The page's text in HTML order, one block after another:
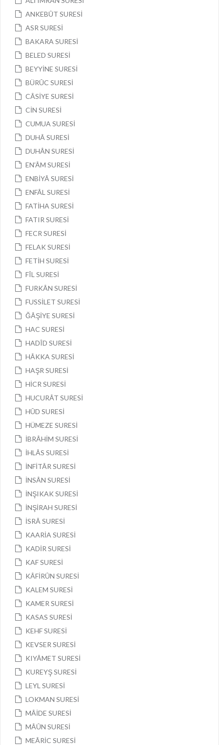
ANKEBÛT SURESİ
ASR SURESİ
BAKARA SURESİ
BELED SURESİ
BEYYİNE SURESİ
BÜRÛC SURESİ
CÂSİYE SURESİ
CİN SURESİ
CUMUA SURESİ
DUHÂ SURESİ
DUHÂN SURESİ
EN’ÂM SURESİ
ENBİYÂ SURESİ
ENFÂL SURESİ
FATİHA SURESİ
FATIR SURESİ
FECR SURESİ
FELAK SURESİ
FETİH SURESİ
FÎL SURESİ
FURKÂN SURESİ
FUSSİLET SURESİ
ĞÂŞİYE SURESİ
HAC SURESİ
HADÎD SURESİ
HÂKKA SURESİ
HAŞR SURESİ
HİCR SURESİ
HUCURÂT SURESİ
HÛD SURESİ
HÜMEZE SURESİ
İBRÂHİM SURESİ
İHLÂS SURESİ
İNFİTÂR SURESİ
İNSÂN SURESİ
İNŞIKAK SURESİ
İNŞİRAH SURESİ
İSRÂ SURESİ
KAARİA SURESİ
KADİR SURESİ
KAF SURESİ
KÂFİRÛN SURESİ
KALEM SURESİ
KAMER SURESİ
KASAS SURESİ
KEHF SURESİ
KEVSER SURESİ
KIYÂMET SURESİ
KUREYŞ SURESİ
LEYL SURESİ
LOKMAN SURESİ
MÂİDE SURESİ
MÂÛN SURESİ
MEÂRİC SURESİ